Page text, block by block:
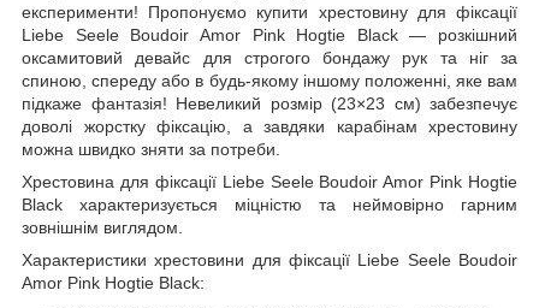
експерименти! Пропонуємо купити хрестовину для фіксації
Liebe Seele Boudoir Amor Pink Hogtie Black — розкішний
оксамитовий девайс для строгого бондажу рук та ніг за
спиною, спереду або в будь-якому іншому положенні, яке вам
підкаже фантазія! Невеликий розмір (23×23 см) забезпечує
доволі жорстку фіксацію, а завдяки карабінам хрестовину
можна швидко зняти за потреби.
Хрестовина для фіксації Liebe Seele Boudoir Amor Pink Hogtie
Black характеризується міцністю та неймовірно гарним
зовнішнім виглядом.
Характеристики хрестовини для фіксації Liebe Seele Boudoir
Amor Pink Hogtie Black: